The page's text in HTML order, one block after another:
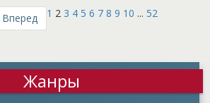
1 2 3 4 5 6 7 8 9 10 ... 52
Вперед
Жанры